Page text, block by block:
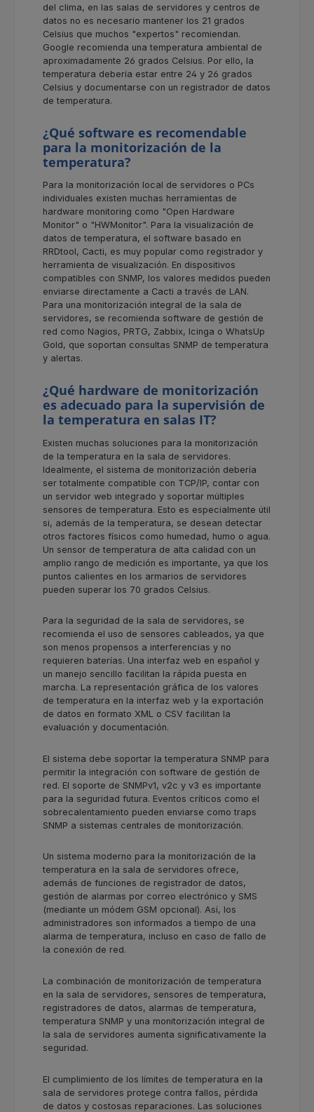
del clima, en las salas de servidores y centros de
datos no es necesario mantener los 21 grados
Celsius que muchos "expertos" recomiendan.
Google recomienda una temperatura ambiental de
aproximadamente 26 grados Celsius. Por ello, la
temperatura debería estar entre 24 y 26 grados
Celsius y documentarse con un registrador de datos
de temperatura.
¿Qué software es recomendable
para la monitorización de la
temperatura?
Para la monitorización local de servidores o PCs
individuales existen muchas herramientas de
hardware monitoring como "Open Hardware
Monitor" o "HWMonitor". Para la visualización de
datos de temperatura, el software basado en
RRDtool, Cacti, es muy popular como registrador y
herramienta de visualización. En dispositivos
compatibles con SNMP, los valores medidos pueden
enviarse directamente a Cacti a través de LAN.
Para una monitorización integral de la sala de
servidores, se recomienda software de gestión de
red como Nagios, PRTG, Zabbix, Icinga o WhatsUp
Gold, que soportan consultas SNMP de temperatura
y alertas.
¿Qué hardware de monitorización
es adecuado para la supervisión de
la temperatura en salas IT?
Existen muchas soluciones para la monitorización
de la temperatura en la sala de servidores.
Idealmente, el sistema de monitorización debería
ser totalmente compatible con TCP/IP, contar con
un servidor web integrado y soportar múltiples
sensores de temperatura. Esto es especialmente útil
si, además de la temperatura, se desean detectar
otros factores físicos como humedad, humo o agua.
Un sensor de temperatura de alta calidad con un
amplio rango de medición es importante, ya que los
puntos calientes en los armarios de servidores
pueden superar los 70 grados Celsius.
Para la seguridad de la sala de servidores, se
recomienda el uso de sensores cableados, ya que
son menos propensos a interferencias y no
requieren baterías. Una interfaz web en español y
un manejo sencillo facilitan la rápida puesta en
marcha. La representación gráfica de los valores
de temperatura en la interfaz web y la exportación
de datos en formato XML o CSV facilitan la
evaluación y documentación.
El sistema debe soportar la temperatura SNMP para
permitir la integración con software de gestión de
red. El soporte de SNMPv1, v2c y v3 es importante
para la seguridad futura. Eventos críticos como el
sobrecalentamiento pueden enviarse como traps
SNMP a sistemas centrales de monitorización.
Un sistema moderno para la monitorización de la
temperatura en la sala de servidores ofrece,
además de funciones de registrador de datos,
gestión de alarmas por correo electrónico y SMS
(mediante un módem GSM opcional). Así, los
administradores son informados a tiempo de una
alarma de temperatura, incluso en caso de fallo de
la conexión de red.
La combinación de monitorización de temperatura
en la sala de servidores, sensores de temperatura,
registradores de datos, alarmas de temperatura,
temperatura SNMP y una monitorización integral de
la sala de servidores aumenta significativamente la
seguridad.
El cumplimiento de los límites de temperatura en la
sala de servidores protege contra fallos, pérdida
de datos y costosas reparaciones. Las soluciones